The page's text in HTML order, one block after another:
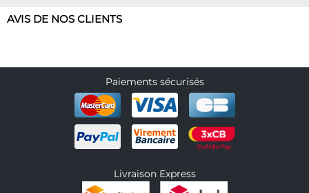
AVIS DE NOS CLIENTS
Paiements sécurisés
Livraison Express